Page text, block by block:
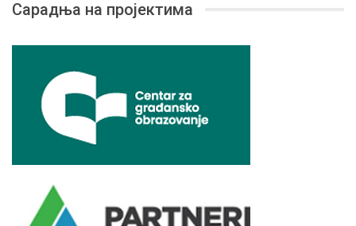
Сарадња на пројектима